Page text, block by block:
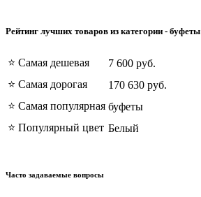
Рейтинг лучших товаров из категории - буфеты
⭐ Самая дешевая
7 600 руб.
⭐ Самая дорогая
170 630 руб.
⭐ Самая популярная буфеты
⭐ Популярный цвет Белый
Часто задаваемые вопросы